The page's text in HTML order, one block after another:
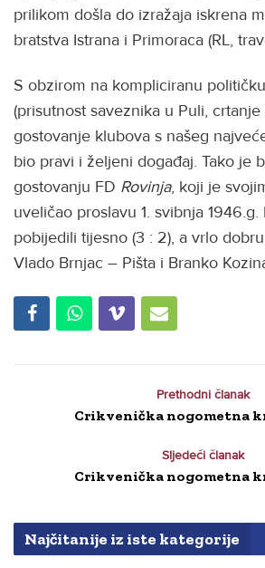
prilikom došla do izražaja iskrena
bratstva Istrana i Primoraca (RL,
S obzirom na kompliciranu
(prisutnost saveznika u Puli, crtanje
gostovanje klubova s našeg
bio pravi i željeni događaj. Tako je
gostovanju FD Rovinja, koji je
uveličao proslavu 1. svibnja
pobijedili tijesno (3 : 2), a vrlo
Vlado Brnjac – Pišta i Branko
Prethodni članak
Crikvenička nogometna
Sljedeći članak
Crikvenička nogometna
Najčitanije iz iste kategorije